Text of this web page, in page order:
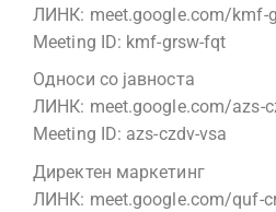
ЛИНК: meet.google.com/kmf-
Meeting ID: kmf-grsw-fqt
Односи со јавноста
ЛИНК: meet.google.com/azs-
Meeting ID: azs-czdv-vsa
Директен маркетинг
ЛИНК: meet.google.com/quf-